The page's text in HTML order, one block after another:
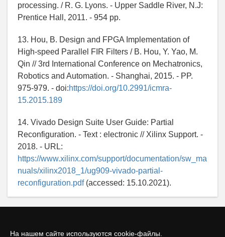
На нашем сайте используются cookie-файлы.
processing. / R. G. Lyons. - Upper Saddle River, N.J:
Prentice Hall, 2011. - 954 pp.
13. Hou, B. Design and FPGA Implementation of
High-speed Parallel FIR Filters / B. Hou, Y. Yao, M.
Qin // 3rd International Conference on Mechatronics,
Robotics and Automation. - Shanghai, 2015. - PP.
975-979. - doi:https://doi.org/10.2991/icmra-
15.2015.189
14. Vivado Design Suite User Guide: Partial
Reconfiguration. - Text : electronic // Xilinx Support. -
2018. - URL:
https://www.xilinx.com/support/documentation/sw_ma
nuals/xilinx2018_1/ug909-vivado-partial-
reconfiguration.pdf(accessed: 15.10.2021).